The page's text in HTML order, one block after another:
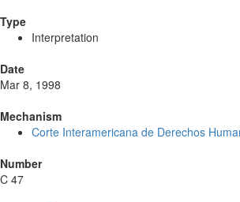
Type
Interpretation
Date
Mar 8, 1998
Mechanism
Corte Interamericana de Derechos
Number
C 47